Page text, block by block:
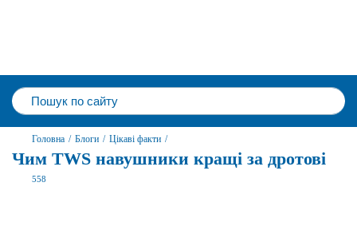
Головна / Блоги / Цікаві факти /
Чим TWS навушники кращі за дротові
558